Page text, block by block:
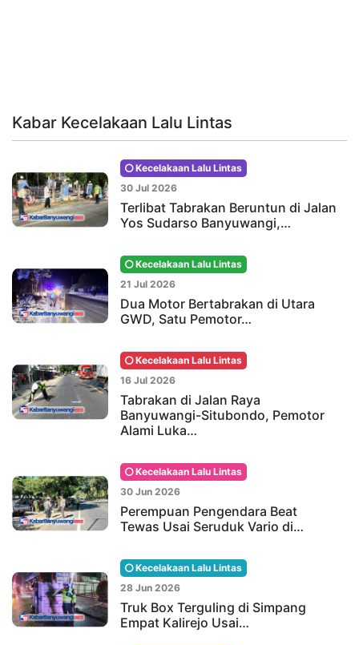
Kabar Kecelakaan Lalu Lintas
Kecelakaan Lalu Lintas
30 Jul 2026
Terlibat Tabrakan Beruntun di Jalan
Yos Sudarso Banyuwangi,…
Kecelakaan Lalu Lintas
21 Jul 2026
Dua Motor Bertabrakan di Utara
GWD, Satu Pemotor…
Kecelakaan Lalu Lintas
16 Jul 2026
Tabrakan di Jalan Raya
Banyuwangi-Situbondo, Pemotor
Alami Luka…
Kecelakaan Lalu Lintas
30 Jun 2026
Perempuan Pengendara Beat
Tewas Usai Seruduk Vario di…
Kecelakaan Lalu Lintas
28 Jun 2026
Truk Box Terguling di Simpang
Empat Kalirejo Usai…